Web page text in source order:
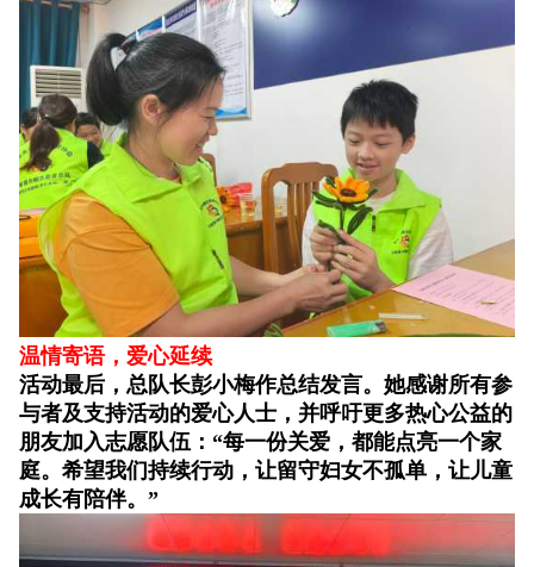
温情寄语，爱心延续
活动最后，总队长彭小梅作总结发言。她感谢所有参
与者及支持活动的爱心人士，并呼吁更多热心公益的
朋友加入志愿队伍：“每一份关爱，都能点亮一个家
庭。希望我们持续行动，让留守妇女不孤单，让儿童
成长有陪伴。”